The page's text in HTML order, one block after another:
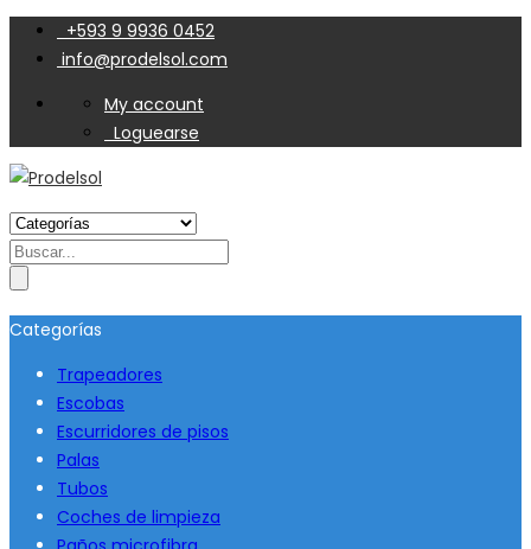
+593 9 9936 0452
info@prodelsol.com
My account
Loguearse
Search
Categorías
Trapeadores
Escobas
Escurridores de pisos
Palas
Tubos
Coches de limpieza